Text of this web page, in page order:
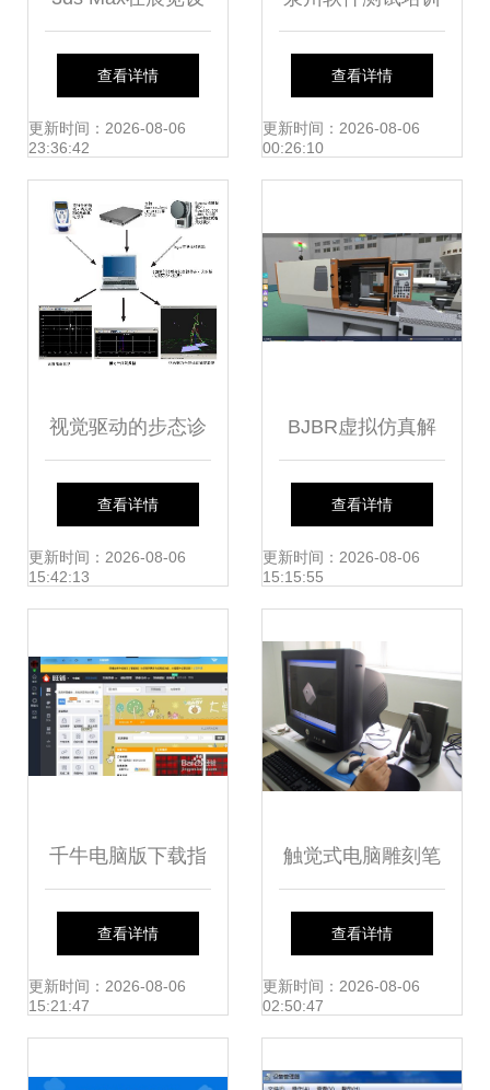
计中的研究 专业建
模方法与实战技巧
查看详情
更新时间：2026-08-06
23:36:42
与计算机软件研发
的协同发展之路
查看详情
更新时间：2026-08-06
00:26:10
视觉驱动的步态诊
断 揭秘VISUAL3D
运动捕捉技术的临
服务的融合
查看详情
更新时间：2026-08-06
15:42:13
BJBR虚拟仿真解
决方案 融合前沿技
术，重塑人机交互
查看详情
更新时间：2026-08-06
15:15:55
千牛电脑版下载指
南 2019最新官方
版获取与网络技术
查看详情
更新时间：2026-08-06
15:21:47
触觉式电脑雕刻笔
福平科技引领的数
字雕刻新纪元
查看详情
更新时间：2026-08-06
02:50:47